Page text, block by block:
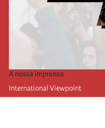
A nossa imprensa
International Viewpoint